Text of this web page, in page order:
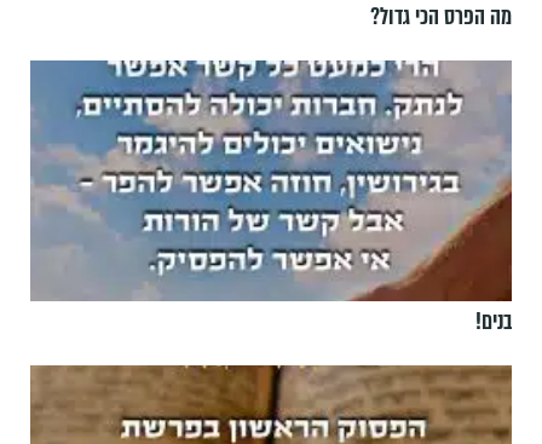
מה הפרס הכי גדול?
בנים!